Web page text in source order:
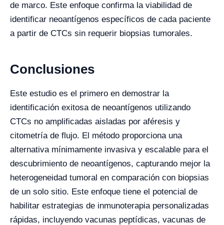
de marco. Este enfoque confirma la viabilidad de
identificar neoantígenos específicos de cada paciente
a partir de CTCs sin requerir biopsias tumorales.
Conclusiones
Este estudio es el primero en demostrar la
identificación exitosa de neoantígenos utilizando
CTCs no amplificadas aisladas por aféresis y
citometría de flujo. El método proporciona una
alternativa mínimamente invasiva y escalable para el
descubrimiento de neoantígenos, capturando mejor la
heterogeneidad tumoral en comparación con biopsias
de un solo sitio. Este enfoque tiene el potencial de
habilitar estrategias de inmunoterapia personalizadas
rápidas, incluyendo vacunas peptídicas, vacunas de